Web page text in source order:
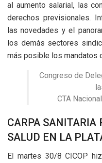
al aumento salarial, las
derechos previsionales.
las novedades y el
los demás sectores
más posible los mandatos
Congreso de
CTA
CARPA SANITARIA
SALUD EN LA
El martes 30/8 CICOP